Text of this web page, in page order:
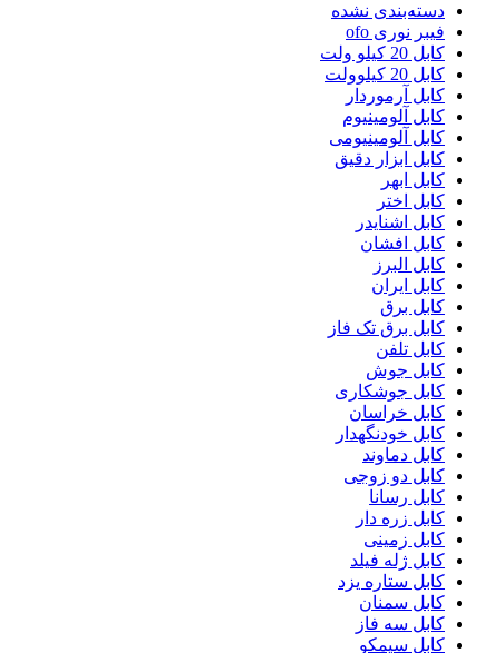
دسته‌بندی نشده
فیبر نوری ofo
کابل 20 کیلو ولت
کابل 20 کیلوولت
کابل آرموردار
کابل آلومینیوم
کابل آلومینیومی
کابل ابزار دقیق
کابل ابهر
کابل اختر
کابل اشنایدر
کابل افشان
کابل البرز
کابل ایران
کابل برق
کابل برق تک فاز
کابل تلفن
کابل جوش
کابل جوشکاری
کابل خراسان
کابل خودنگهدار
کابل دماوند
کابل دو زوجی
کابل رسانا
کابل زره دار
کابل زمینی
کابل ژله فیلد
کابل ستاره یزد
کابل سمنان
کابل سه فاز
کابل سیمکو